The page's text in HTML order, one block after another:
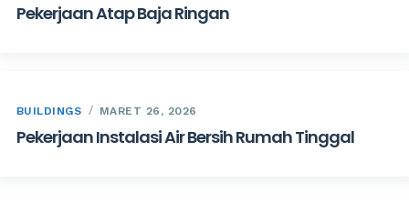
Pekerjaan Atap Baja Ringan
BUILDINGS MARET 26, 2026
Pekerjaan Instalasi Air Bersih Rumah Tinggal